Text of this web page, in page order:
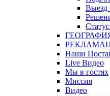
Выезд
ГЕОГРАФИЯ
Наши
Live Видео
Мы в гостях
Миссия
Видео